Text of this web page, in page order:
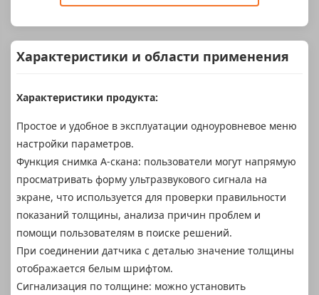
Характеристики и области применения
Характеристики продукта:
Простое и удобное в эксплуатации одноуровневое меню
настройки параметров.
Функция снимка A-скана: пользователи могут напрямую
просматривать форму ультразвукового сигнала на
экране, что используется для проверки правильности
показаний толщины, анализа причин проблем и
помощи пользователям в поиске решений.
При соединении датчика с деталью значение толщины
отображается белым шрифтом.
Сигнализация по толщине: можно установить